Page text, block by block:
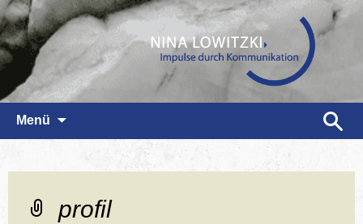
Menü
Suchen
nach:
profil